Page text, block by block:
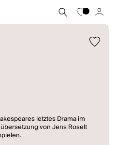
letztes Drama im
von Jens Roselt